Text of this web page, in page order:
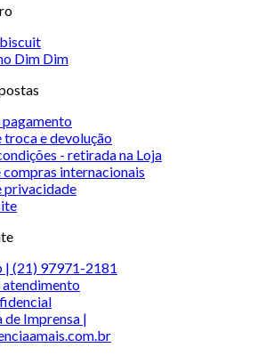
Dim Dim
pagamento
troca e devolução
- retirada na Loja
compras internacionais
privacidade
| (21) 97971-2181
atendimento
de Imprensa |